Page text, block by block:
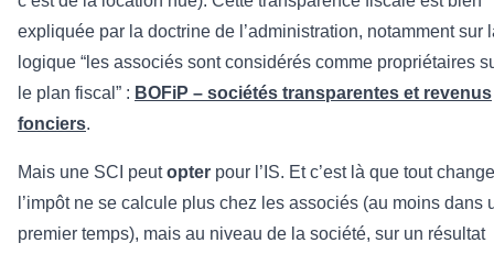
expliquée par la doctrine de l’administration, notamment sur
logique “les associés sont considérés comme propriétaires
le plan fiscal” : BOFiP – sociétés transparentes et revenus
fonciers.
Mais une SCI peutopter pour l’IS. Et c’est là que tout
l’impôt ne se calcule plus chez les associés (au moins dans
premier temps), mais au niveau de la société, sur un résultat